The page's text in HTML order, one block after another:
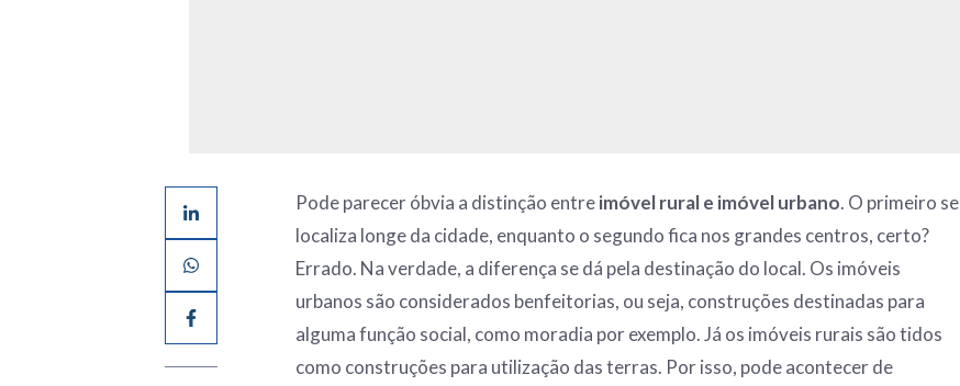
Pode parecer óbvia a distinção entreimóvel rural e imóvel urbano. O primeiro se
localiza longe da cidade, enquanto o segundo fica nos grandes centros, certo?
Errado. Na verdade, a diferença se dá pela destinação do local. Os imóveis
urbanos são considerados benfeitorias, ou seja, construções destinadas para
alguma função social, como moradia por exemplo. Já os imóveis rurais são tidos
como construções para utilização das terras. Por isso, pode acontecer de